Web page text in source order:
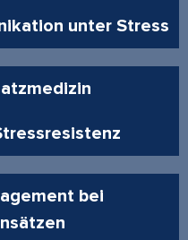
unter Stress
bei